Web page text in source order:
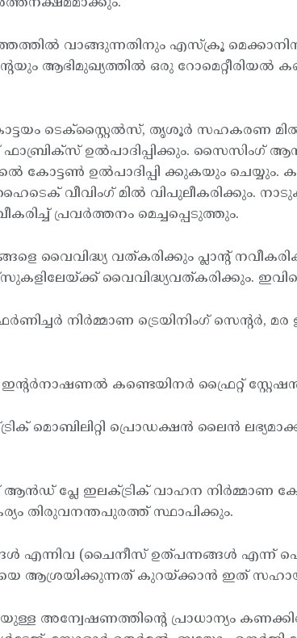
വാങ്ങുന്നതിനും എസ്ക്രൂ
ആഭിമുഖ്യത്തില്‍ ഒരു റോമെറ്റീരിയല്‍
കോട്ടയം ടെക്സ്റ്റൈല്‍സ്, തൃശൂര്‍ സഹകരണ
ഉല്‍പാദിപ്പിക്കും. സൈസിംഗ്
കോട്ടണ്‍ ഉല്‍പാദിപ്പി ക്കുകയും
വീവിംഗ് മില്‍ വിപുലീകരിക്കും.
പ്രവര്‍ത്തനം മെച്ചപ്പെടുത്തും.
വൈവിദ്ധ്യ വത്കരിക്കും പ്ലാന്റ്
വൈവിദ്ധ്യവത്കരിക്കും.
നിര്‍മ്മാണ ട്രെയിനിംഗ് സെന്റര്‍,
കണ്ടെയിനര്‍ ഫ്രൈറ്റ്
മൊബിലിറ്റി പ്രൊഡക്ഷന്‍ ലൈന്‍
പ്ലേ ഇലക്ട്രിക് വാഹന നിര്‍മ്മാണ
തിരുവനന്തപുരത്ത് സ്ഥാപിക്കും.
എന്നിവ (ചൈനീസ് ഉത്പന്നങ്ങള്‍ എന്ന്
ആശ്രയിക്കുന്നത് കുറയ്ക്കാന്‍ ഇത്
അന്വേഷണത്തിന്റെ പ്രാധാന്യം